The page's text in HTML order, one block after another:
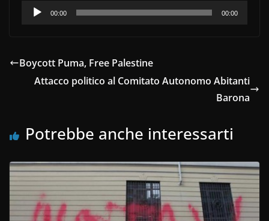
Audio
00:00 00:00
Boycott Puma, Free Palestine
Attacco politico al Comitato Autonomo Abitanti
Barona
Potrebbe anche interessarti